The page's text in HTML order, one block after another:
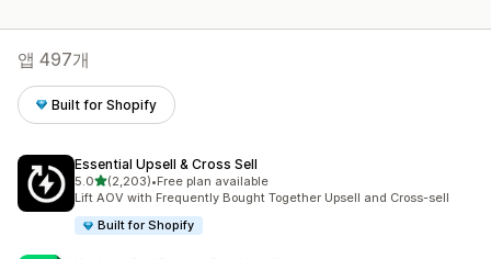
앱 497개
Built for Shopify
Essential Upsell & Cross Sell
5.0별 5개 중
(2,203)
총 리뷰 2203개
•Free plan available
Lift AOV with Frequently Bought Together Upsell and Cross-sell
Built for Shopify